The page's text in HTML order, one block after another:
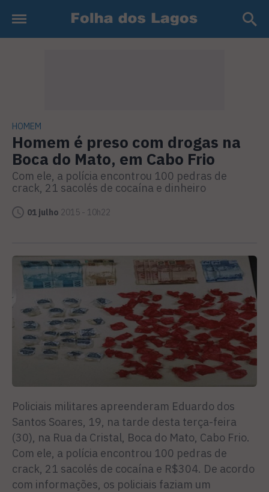
HOMEM
Homem é preso com drogas na
Boca do Mato, em Cabo Frio
Com ele, a polícia encontrou 100 pedras de
crack, 21 sacolés de cocaína e dinheiro
01 julho 2015 - 10h22
Policiais militares apreenderam Eduardo dos
Santos Soares, 19, na tarde desta terça-feira
(30), na Rua da Cristal, Boca do Mato, Cabo Frio.
Com ele, a polícia encontrou 100 pedras de
crack, 21 sacolés de cocaína e R$304. De acordo
com informações, os policiais faziam um